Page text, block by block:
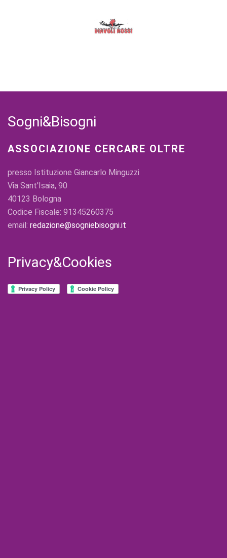
Sogni&Bisogni
ASSOCIAZIONE CERCARE OLTRE
presso Istituzione Giancarlo Minguzzi
Via Sant'Isaia, 90
40123 Bologna
Codice Fiscale: 91345260375
email: redazione@sogniebisogni.it
Privacy&Cookies